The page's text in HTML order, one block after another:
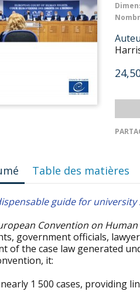
Table des matières
guide for
Convention on
government officials,
of the case law generated
it:
1 500 cases, providing